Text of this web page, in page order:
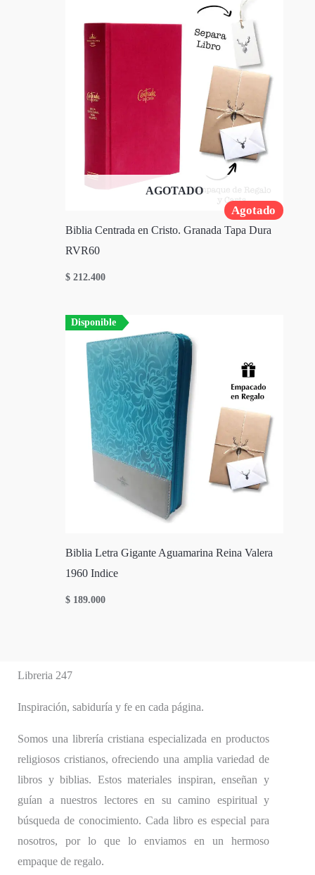
Agotado
AGOTADO
Biblia Centrada en Cristo. Granada Tapa Dura
RVR60
$ 212.400
Disponible
Biblia Letra Gigante Aguamarina Reina Valera
1960 Indice
$ 189.000
Libreria 247
Inspiración, sabiduría y fe en cada página.
Somos una librería cristiana especializada en productos
religiosos cristianos, ofreciendo una amplia variedad de
libros y biblias. Estos materiales inspiran, enseñan y
guían a nuestros lectores en su camino espiritual y
búsqueda de conocimiento. Cada libro es especial para
nosotros, por lo que lo enviamos en un hermoso
empaque de regalo.